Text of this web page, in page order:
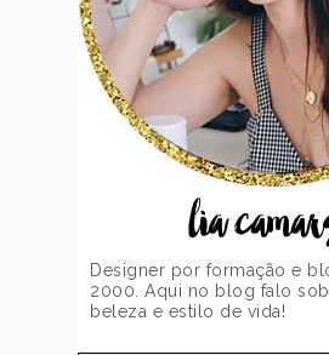
lia
Designer por formação e
2000. Aqui no blog falo
beleza e estilo de vida!